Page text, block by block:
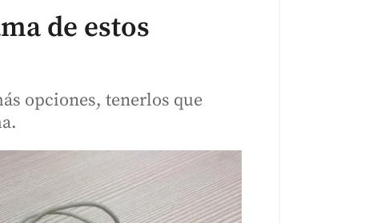
de estos
opciones, tenerlos que